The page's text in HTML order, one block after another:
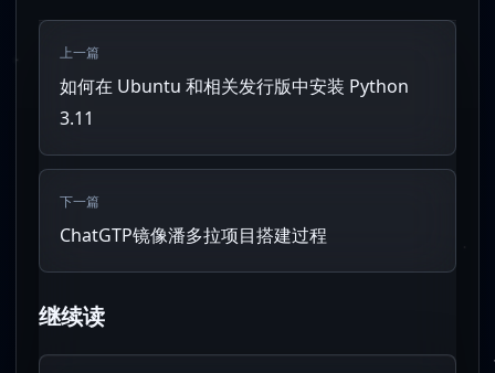
上一篇
如何在 Ubuntu 和相关发行版中安装 Python
3.11
下一篇
ChatGTP镜像潘多拉项目搭建过程
继续读